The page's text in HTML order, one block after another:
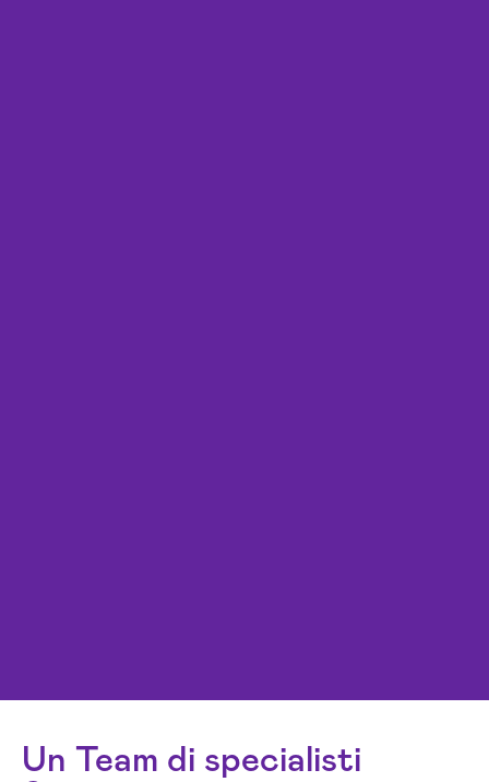
Un Team di specialisti